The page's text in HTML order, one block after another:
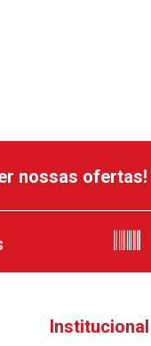
nossas ofertas!
Institucional